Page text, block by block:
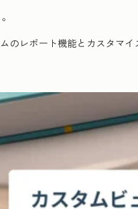
のレポート機能とカスタマ